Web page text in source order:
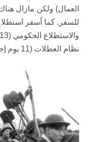
العمال) ولكن مازال
نظام العطلات (11 يوم إجازة سنويا).